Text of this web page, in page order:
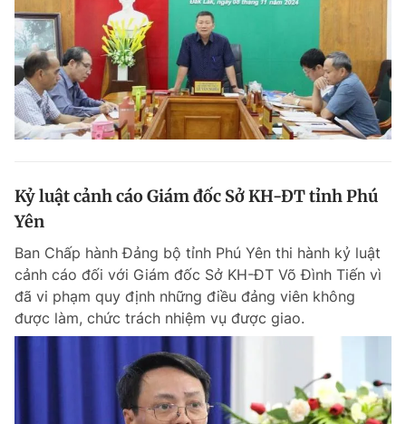
Kỷ luật cảnh cáo Giám đốc Sở KH-ĐT tỉnh Phú
Yên
Ban Chấp hành Đảng bộ tỉnh Phú Yên thi hành kỷ luật
cảnh cáo đối với Giám đốc Sở KH-ĐT Võ Đình Tiến vì
đã vi phạm quy định những điều đảng viên không
được làm, chức trách nhiệm vụ được giao.